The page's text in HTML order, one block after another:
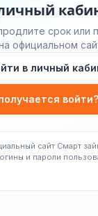
срок или
официальном
в личный
войти?
сайт Смарт
и пароли